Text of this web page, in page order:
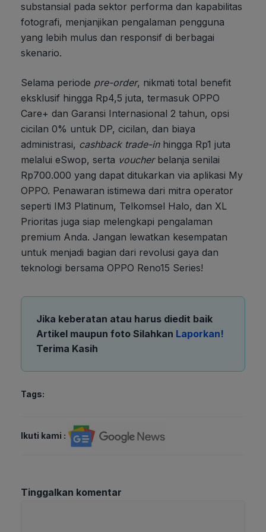
substansial pada sektor performa dan kapabilitas
fotografi, menjanjikan pengalaman pengguna
yang lebih mulus dan responsif di berbagai
skenario.
Selama periode pre-order, nikmati total benefit
eksklusif hingga Rp4,5 juta, termasuk OPPO
Care+ dan Garansi Internasional 2 tahun, opsi
cicilan 0% untuk DP, cicilan, dan biaya
administrasi, cashback trade-inhingga Rp1 juta
melalui eSwop, serta voucherbelanja senilai
Rp700.000 yang dapat ditukarkan via aplikasi My
OPPO. Penawaran istimewa dari mitra operator
seperti IM3 Platinum, Telkomsel Halo, dan XL
Prioritas juga siap melengkapi pengalaman
premium Anda. Jangan lewatkan kesempatan
untuk menjadi bagian dari revolusi gaya dan
teknologi bersama OPPO Reno15 Series!
Jika keberatan atau harus diedit baik
Artikel maupun foto Silahkan Laporkan!
Terima Kasih
Tags:
Ikuti kami :
Tinggalkan komentar